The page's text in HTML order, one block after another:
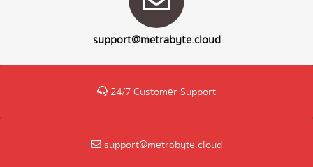
support@metrabyte.cloud
24/7 Customer Support
support@metrabyte.cloud